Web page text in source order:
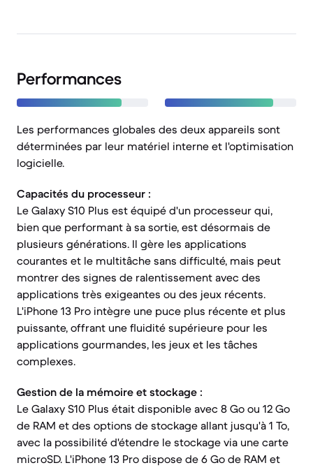
Performances
Les performances globales des deux appareils sont
déterminées par leur matériel interne et l'optimisation
logicielle.
Capacités du processeur :
Le Galaxy S10 Plus est équipé d'un processeur qui,
bien que performant à sa sortie, est désormais de
plusieurs générations. Il gère les applications
courantes et le multitâche sans difficulté, mais peut
montrer des signes de ralentissement avec des
applications très exigeantes ou des jeux récents.
L'iPhone 13 Pro intègre une puce plus récente et plus
puissante, offrant une fluidité supérieure pour les
applications gourmandes, les jeux et les tâches
complexes.
Gestion de la mémoire et stockage :
Le Galaxy S10 Plus était disponible avec 8 Go ou 12 Go
de RAM et des options de stockage allant jusqu'à 1 To,
avec la possibilité d'étendre le stockage via une carte
microSD. L'iPhone 13 Pro dispose de 6 Go de RAM et